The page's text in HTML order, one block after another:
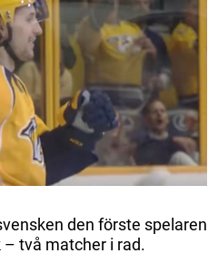
den förste spelaren
två matcher i rad.